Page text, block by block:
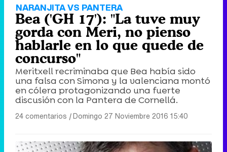
NARANJITA VS PANTERA
Bea ('GH 17'): "La tuve muy
gorda con Meri, no pienso
hablarle en lo que quede de
concurso"
Meritxell recriminaba que Bea había sido
una falsa con Simona y la valenciana montó
en cólera protagonizando una fuerte
discusión con la Pantera de Cornellá.
24 comentarios |Domingo 27 Noviembre 2016 15:40